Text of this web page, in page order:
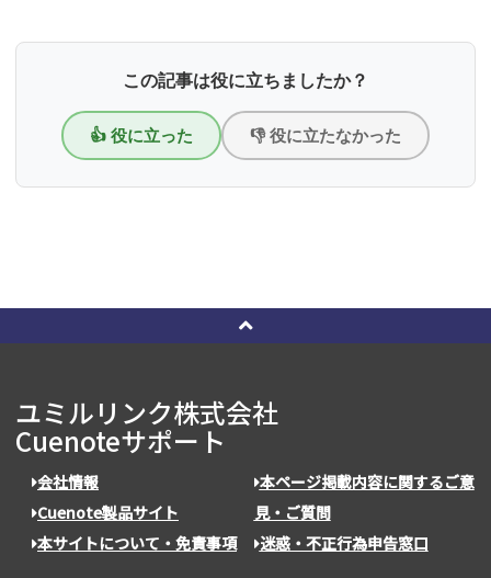
この記事は役に立ちましたか？
👍 役に立った 👎 役に立たなかった
ユミルリンク株式会社
Cuenoteサポート
会社情報
Cuenote製品サイト
本サイトについて・免責事項
本ページ掲載内容に関するご意
見・ご質問
迷惑・不正行為申告窓口